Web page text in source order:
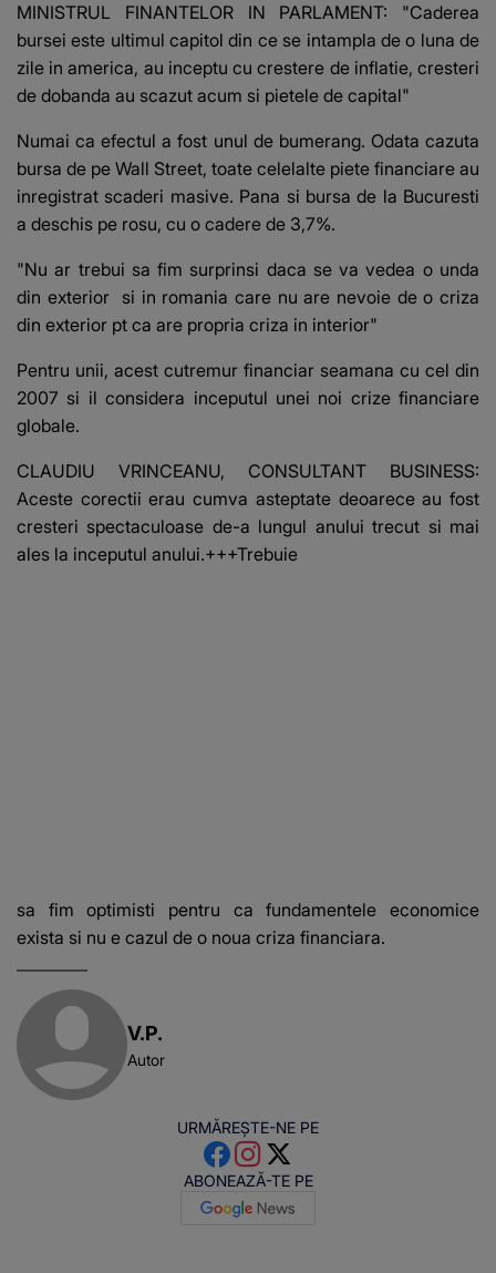
MINISTRUL FINANTELOR IN PARLAMENT: "Caderea
bursei este ultimul capitol din ce se intampla de o luna de
zile in america, au inceptu cu crestere de inflatie, cresteri
de dobanda au scazut acum si pietele de capital"
Numai ca efectul a fost unul de bumerang. Odata cazuta
bursa de pe Wall Street, toate celelalte piete financiare au
inregistrat scaderi masive. Pana si bursa de la Bucuresti
a deschis pe rosu, cu o cadere de 3,7%.
"Nu ar trebui sa fim surprinsi daca se va vedea o unda
din exterior si in romania care nu are nevoie de o criza
din exterior pt ca are propria criza in interior"
Pentru unii, acest cutremur financiar seamana cu cel din
2007 si il considera inceputul unei noi crize financiare
globale.
CLAUDIU VRINCEANU, CONSULTANT BUSINESS:
Aceste corectii erau cumva asteptate deoarece au fost
cresteri spectaculoase de-a lungul anului trecut si mai
ales la inceputul anului.+++Trebuie
sa fim optimisti pentru ca fundamentele economice
exista si nu e cazul de o noua criza financiara.
V.P.
Autor
URMĂREȘTE-NE PE
ABONEAZĂ-TE PE